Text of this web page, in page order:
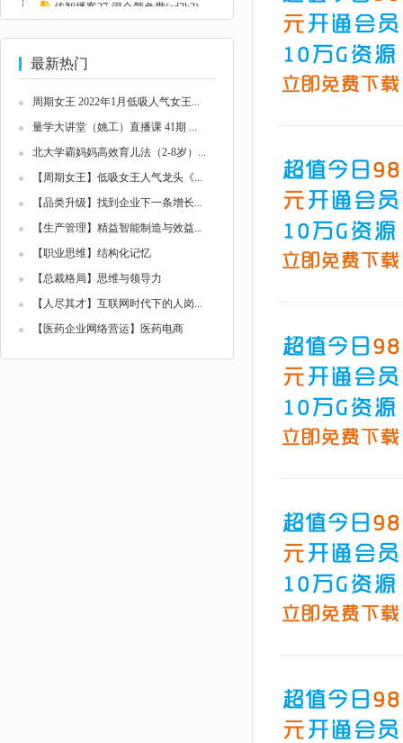
传智播客27-混合颜色带(ed2k2)
最新热门
周期女王 2022年1月低吸人气女王...
量学大讲堂（姚工）直播课 41期 ...
北大学霸妈妈高效育儿法（2-8岁）...
【周期女王】低吸女王人气龙头《...
【品类升级】找到企业下一条增长...
【生产管理】精益智能制造与效益...
【职业思维】结构化记忆
【总裁格局】思维与领导力
【人尽其才】互联网时代下的人岗...
【医药企业网络营运】医药电商